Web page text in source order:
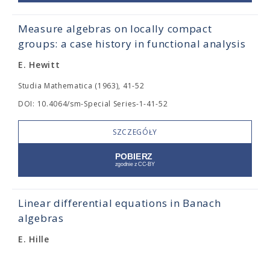
Measure algebras on locally compact
groups: a case history in functional analysis
E. Hewitt
Studia Mathematica (1963), 41-52
DOI: 10.4064/sm-Special Series-1-41-52
SZCZEGÓŁY
Linear differential equations in Banach
algebras
E. Hille